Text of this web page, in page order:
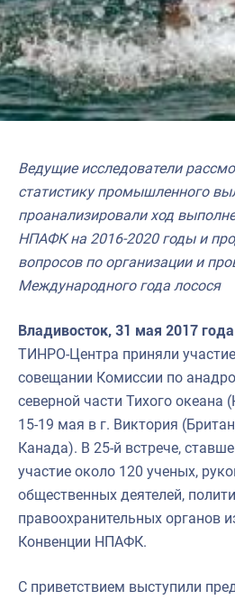
Ведущие исследователи
статистику промышленного
проанализировали ход
НПАФК на 2016-2020 годы и
вопросов по организации и
Международного года лосося
Владивосток, 31 мая 2017 года
ТИНРО-Центра приняли
совещании Комиссии по
северной части Тихого
15-19 мая в г. Виктория
Канада). В 25-й встрече,
участие около 120 ученых,
общественных деятелей,
правоохранительных органов
Конвенции НПАФК.
С приветствием выступили